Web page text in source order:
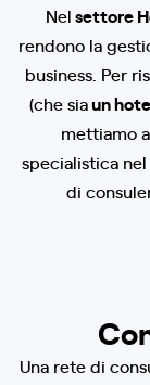
Nelsettore
rendono la
business. Per
(che siaun
mettiamo
specialistica
di
Una rete di